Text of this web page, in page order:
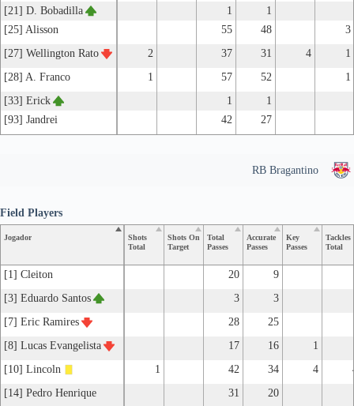
[21] D. Bobadilla 1
1
[25] Alisson
55 48
3
[27] Wellington Rato
2 37 31 4
1
[28] A. Franco
1 57 52
1
[33] Erick
1
1
[93] Jandrei
42 27
RB Bragantino
Jogador
Shots
Total
Shots On
Target
Total
Passes
Accurate
Passes
Key
Passes
Tackles
Total
[1] Cleiton 20
9
[3] Eduardo Santos
3
3
[7] Eric Ramires
28 25
[8] Lucas Evangelista
17 16 1
[10] Lincoln
1 42 34 4
[14] Pedro Henrique
31
20
Field Players